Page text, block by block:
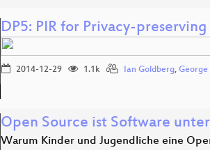
DP5: PIR for Privacy-
2014-12-29 1.1k Ian Goldberg, George
Open Source ist Software
Warum Kinder und Jugendliche eine